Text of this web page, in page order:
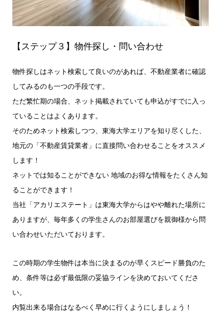
【ステップ３】物件探し・問い合わせ
物件探しはネット検索して良いのがあれば、不動産業者に確認
してみるのも一つの手段です。
ただ繁忙期の場合、ネット掲載されていても申込がすでに入っ
ていることはよくあります。
そのためネット検索しつつ、東海大学エリアを知り尽くした、
地元の「不動産賃貸業者」に直接問い合わせることをオススメ
します！
ネットでは知ることができない 地域のお得な情報をたくさん知
ることができます！
当社「アカリエステート」は東海大学からはやや離れた場所に
ありますが、毎年多くの学生さんのお部屋選びを親御様から問
い合わせいただいております。
この時期の学生物件は本当に決まるのが早くスピード勝負のた
め、条件等は必ず最低限の妥協ラインを決めておいてくださ
い。
内覧出来る場合はなるべく早めに行くようにしましょう！